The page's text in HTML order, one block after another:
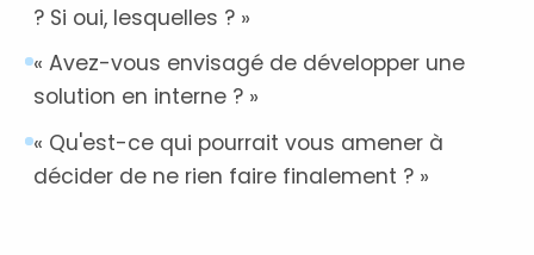
? Si oui, lesquelles ? »
« Avez-vous envisagé de développer une
solution en interne ? »
« Qu'est-ce qui pourrait vous amener à
décider de ne rien faire finalement ? »